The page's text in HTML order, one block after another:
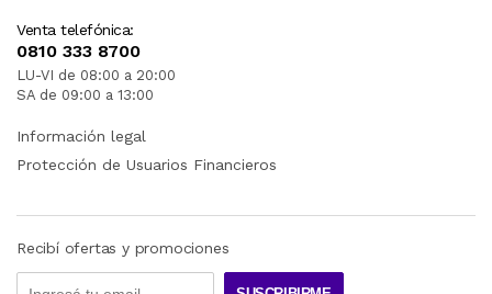
Venta telefónica:
0810 333 8700
LU-VI de 08:00 a 20:00
SA de 09:00 a 13:00
Información legal
Protección de Usuarios Financieros
Recibí ofertas y promociones